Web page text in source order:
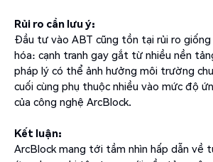
Rủi ro cần lưu ý:
Đầu tư vào ABT cũng tồn tại rủi ro
hóa: cạnh tranh gay gắt từ nhiều nền
pháp lý có thể ảnh hưởng môi trường
cuối cùng phụ thuộc nhiều vào mức độ
của công nghệ ArcBlock.
Kết luận:
ArcBlock mang tới tầm nhìn hấp dẫn về